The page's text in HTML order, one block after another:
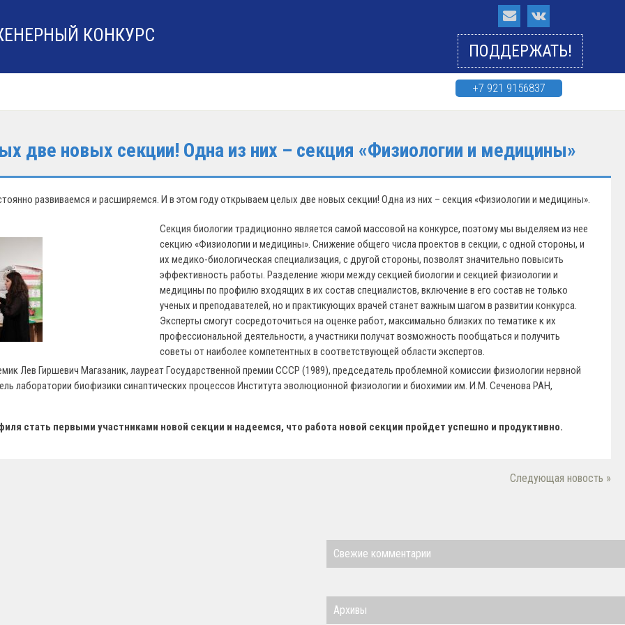
КОНКУРС
ПОДДЕРЖАТЬ!
+7 921 9156837
две новых секции! Одна из них – секция «Физиологии и медицины»
развиваемся и расширяемся. И в этом году открываем целых две новых секции! Одна из них – секция «Физиологии и медицины».
Секция биологии традиционно является самой массовой на конкурсе, поэтому мы выделяем из нее
секцию «Физиологии и медицины». Снижение общего числа проектов в секции, с одной стороны, и
их медико-биологическая специализация, с другой стороны, позволят значительно повысить
эффективность работы. Разделение жюри между секцией биологии и секцией физиологии и
медицины по профилю входящих в их состав специалистов, включение в его состав не только
ученых и преподавателей, но и практикующих врачей станет важным шагом в развитии конкурса.
Эксперты смогут сосредоточиться на оценке работ, максимально близких по тематике к их
профессиональной деятельности, а участники получат возможность пообщаться и получить
советы от наиболее компетентных в соответствующей области экспертов.
Лев Гиршевич Магазаник, лауреат Государственной премии СССР (1989), председатель проблемной комиссии физиологии нервной
лаборатории биофизики синаптических процессов Института эволюционной физиологии и биохимии им. И.М. Сеченова РАН,
стать первыми участниками новой секции и надеемся, что работа новой секции пройдет успешно и продуктивно.
Следующая новость »
Свежие комментарии
Архивы